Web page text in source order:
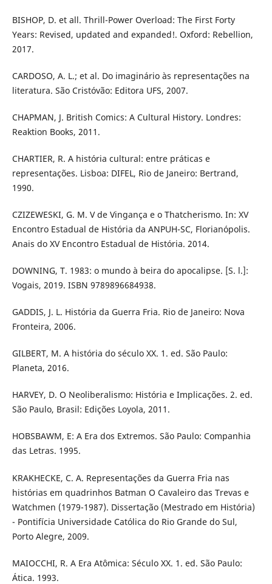
BISHOP, D. et all. Thrill-Power Overload: The First Forty
Years: Revised, updated and expanded!. Oxford: Rebellion,
2017.
CARDOSO, A. L.; et al. Do imaginário às representações na
literatura. São Cristóvão: Editora UFS, 2007.
CHAPMAN, J. British Comics: A Cultural History. Londres:
Reaktion Books, 2011.
CHARTIER, R. A história cultural: entre práticas e
representações. Lisboa: DIFEL, Rio de Janeiro: Bertrand,
1990.
CZIZEWESKI, G. M. V de Vingança e o Thatcherismo. In: XV
Encontro Estadual de História da ANPUH-SC, Florianópolis.
Anais do XV Encontro Estadual de História. 2014.
DOWNING, T. 1983: o mundo à beira do apocalipse. [S. l.]:
Vogais, 2019. ISBN 9789896684938.
GADDIS, J. L. História da Guerra Fria. Rio de Janeiro: Nova
Fronteira, 2006.
GILBERT, M. A história do século XX. 1. ed. São Paulo:
Planeta, 2016.
HARVEY, D. O Neoliberalismo: História e Implicações. 2. ed.
São Paulo, Brasil: Edições Loyola, 2011.
HOBSBAWM, E: A Era dos Extremos. São Paulo: Companhia
das Letras. 1995.
KRAKHECKE, C. A. Representações da Guerra Fria nas
histórias em quadrinhos Batman O Cavaleiro das Trevas e
Watchmen (1979-1987). Dissertação (Mestrado em História)
- Pontifícia Universidade Católica do Rio Grande do Sul,
Porto Alegre, 2009.
MAIOCCHI, R. A Era Atômica: Século XX. 1. ed. São Paulo:
Ática. 1993.